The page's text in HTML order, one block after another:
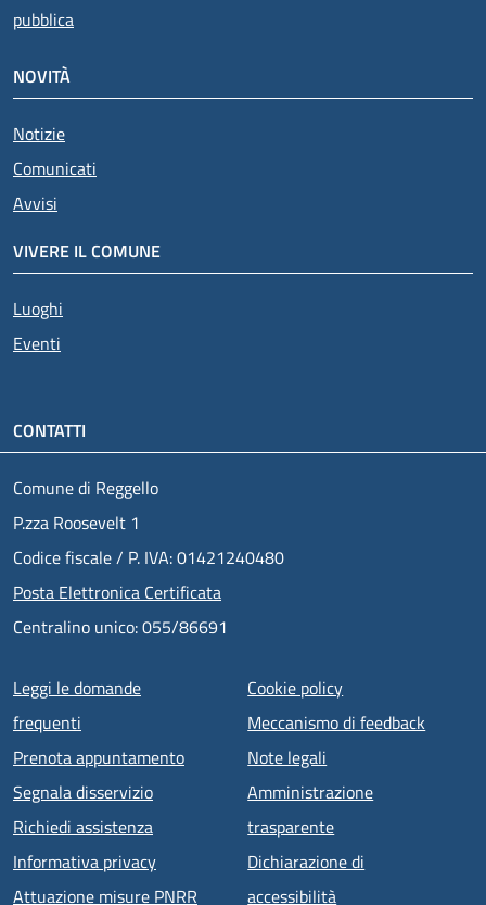
pubblica
NOVITÀ
Notizie
Comunicati
Avvisi
VIVERE IL COMUNE
Luoghi
Eventi
CONTATTI
Comune di Reggello
P.zza Roosevelt 1
Codice fiscale / P. IVA: 01421240480
Posta Elettronica Certificata
Centralino unico: 055/86691
Menu piè di pagina
Leggi le domande
frequenti
Prenota appuntamento
Segnala disservizio
Richiedi assistenza
Informativa privacy
Attuazione misure PNRR
Cookie policy
Meccanismo di feedback
Note legali
Amministrazione
trasparente
Dichiarazione di
accessibilità